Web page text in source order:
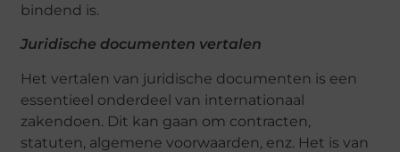
bindend is.
Juridische documenten vertalen
Het vertalen van juridische documenten is een
essentieel onderdeel van internationaal
zakendoen. Dit kan gaan om contracten,
statuten, algemene voorwaarden, enz. Het is van